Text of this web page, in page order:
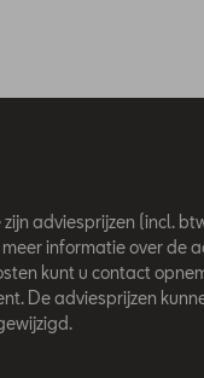
zijn adviesprijzen (incl.
informatie over de
kunt u contact
De adviesprijzen